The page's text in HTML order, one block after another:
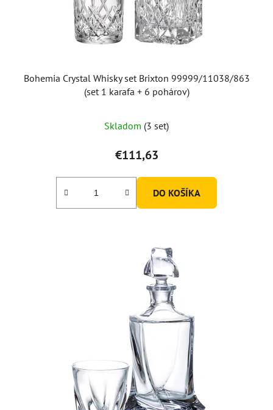
Bohemia Crystal Whisky set Brixton 99999/11038/863
(set 1 karafa + 6 pohárov)
Skladom (3 set)
€111,63
DO KOŠÍKA